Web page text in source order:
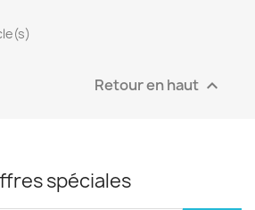
Retour en haut 
spéciales